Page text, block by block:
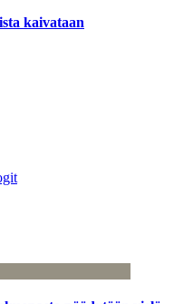
kaivataan